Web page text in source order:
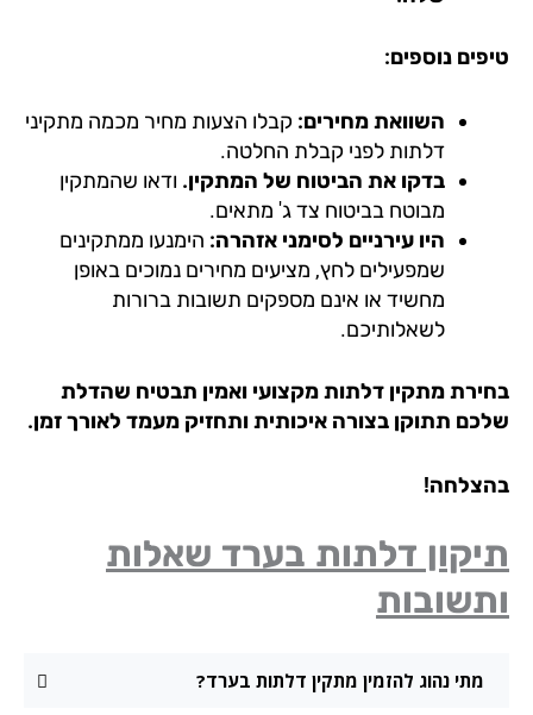
נוספים:
השוואת מחירים:קבלו הצעות מחיר מכמה מתקיני
דלתות לפני קבלת החלטה.
בדקו את הביטוח של המתקין.ודאו שהמתקין
מבוטח בביטוח צד ג' מתאים.
היו עירניים לסימני אזהרה:הימנעו ממתקינים
שמפעילים לחץ, מציעים מחירים נמוכים באופן
מחשיד או אינם מספקים תשובות ברורות
לשאלותיכם.
מתקין דלתות מקצועי ואמין תבטיח שהדלת
תתוקן בצורה איכותית ותחזיק מעמד לאורך זמן.
דלתות בערד שאלות
מתי נהוג להזמין מתקין דלתות בערד?